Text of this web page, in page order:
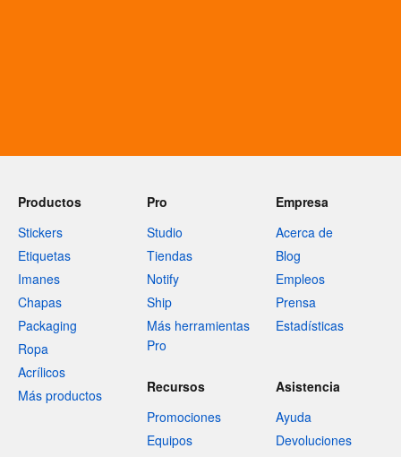
Productos
Stickers
Etiquetas
Imanes
Chapas
Packaging
Ropa
Acrílicos
Más productos
Pro
Studio
Tiendas
Notify
Ship
Más herramientas
Pro
Empresa
Acerca de
Blog
Empleos
Prensa
Estadísticas
Recursos
Promociones
Equipos
Asistencia
Ayuda
Devoluciones